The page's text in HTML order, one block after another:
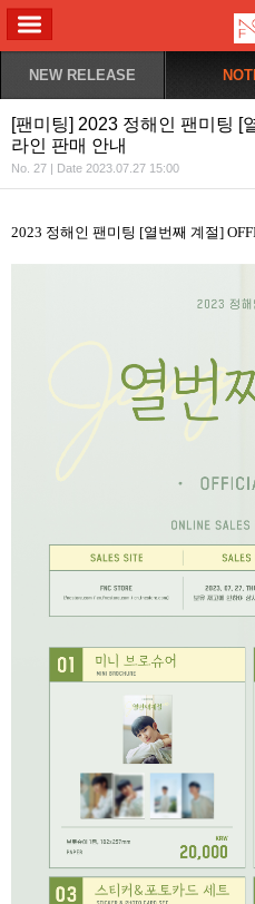
NEW RELEASE
[팬미팅] 2023 정해인 팬미팅 [
라인 판매 안내
No. 27 | Date 2023.07.27 15:00
2023 정해인 팬미팅 [열번째 계절]